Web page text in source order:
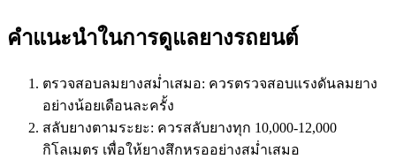
คำแนะนำในการดูแลยางรถยนต์
ตรวจสอบลมยางสม่ำเสมอ: ควรตรวจสอบแรงดันลมยาง
อย่างน้อยเดือนละครั้ง
สลับยางตามระยะ: ควรสลับยางทุก 10,000-12,000
กิโลเมตร เพื่อให้ยางสึกหรออย่างสม่ำเสมอ